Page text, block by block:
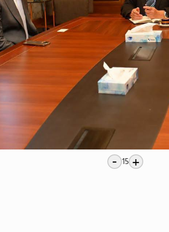
+
15
-